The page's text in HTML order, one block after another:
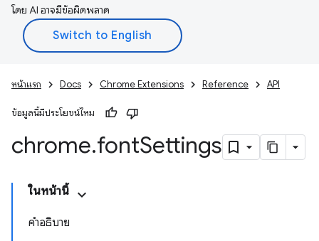
โดย AI อาจมีข้อผิดพลาด
หน้าแรก Docs Chrome Extensions Reference API
ข้อมูลนี้มีประโยชน์ไหม
chrome.fontSettings
ในหน้านี้
คำอธิบาย